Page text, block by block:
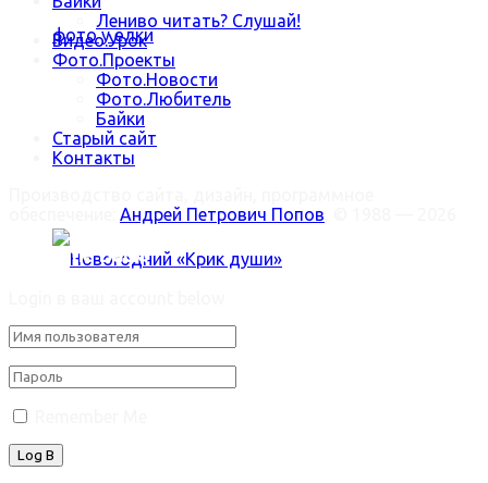
«Мы команда», тосты за итоги года и общее
Новогодний «Крик души»
Лениво читать? Слушай!
Видео.Урок
Фото.Проекты
Фото.Новости
Фото.Любитель
Байки
Старый сайт
Контакты
Андрей Петрович Попов
Welcome Back!